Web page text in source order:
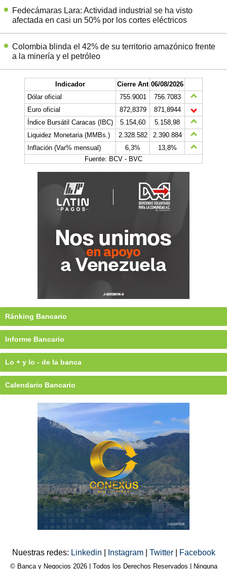
Fedecámaras Lara: Actividad industrial se ha visto
afectada en casi un 50% por los cortes eléctricos
Colombia blinda el 42% de su territorio amazónico frente
a la minería y el petróleo
Indicador Cierre Ant 06/08/2026
Dólar oficial
755.9001
756.7083
Euro oficial
872,8379
871,8944
Índice Bursátil Caracas (IBC)
5.154,60
5.158,98
Liquidez Monetaria (MMBs.)
2.328.582
2.390.884
Inflación (Var% mensual)
6,3%
13,8%
Fuente: BCV - BVC
Ránking Bancario
Informe Bancario
Lo + y lo - de la banca
Calendario Bancario
Nuestras redes: Linkedin Instagram Twitter Facebook
© Banca y Negocios 2026 | Todos los Derechos Reservados | Ninguna